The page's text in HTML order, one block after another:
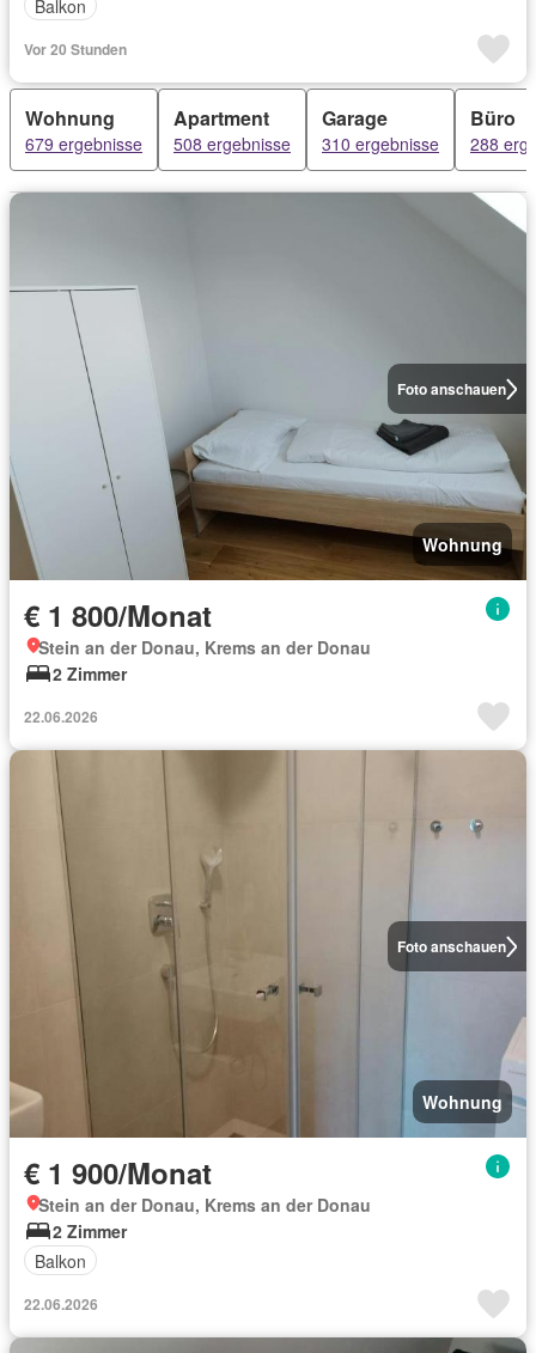
Balkon
Vor 20 Stunden
Wohnung
679 ergebnisse
Apartment
508 ergebnisse
Garage
310 ergebnisse
Büro
288
Foto anschauen
Wohnung
€ 1 800/Monat
Stein an der Donau, Krems an der Donau
2 Zimmer
22.06.2026
Foto anschauen
Wohnung
€ 1 900/Monat
Stein an der Donau, Krems an der Donau
2 Zimmer
Balkon
22.06.2026